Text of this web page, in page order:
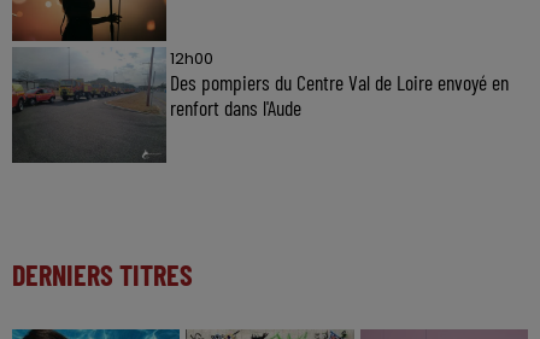
12h00
Des pompiers du Centre Val de Loire envoyé en
renfort dans l'Aude
DERNIERS TITRES